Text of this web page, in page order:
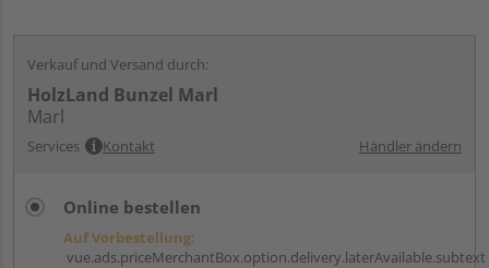
Verkauf und Versand durch:
HolzLand Bunzel Marl
Marl
Services Kontakt Händler ändern
Online bestellen
Auf Vorbestellung:
vue.ads.priceMerchantBox.option.delivery.laterAvailable.subtext